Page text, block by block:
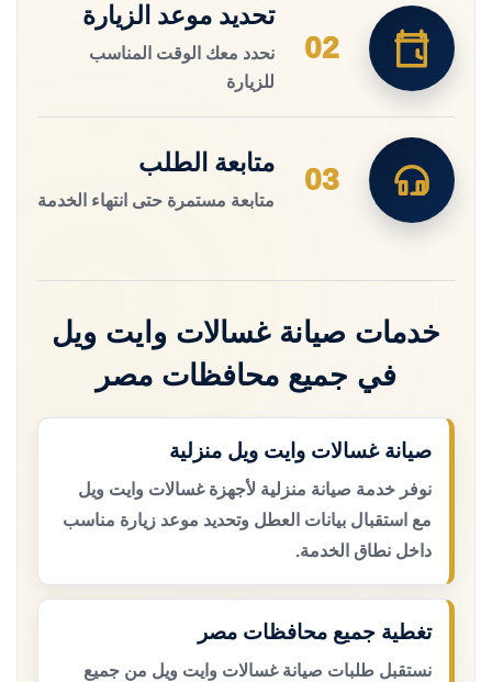
02
تحديد موعد الزيارة
نحدد معك الوقت المناسب
للزيارة
03
متابعة الطلب
متابعة مستمرة حتى انتهاء الخدمة
خدمات صيانة غسالات وايت ويل
في جميع محافظات مصر
صيانة غسالات وايت ويل منزلية
نوفر خدمة صيانة منزلية لأجهزة غسالات وايت ويل
مع استقبال بيانات العطل وتحديد موعد زيارة مناسب
داخل نطاق الخدمة.
تغطية جميع محافظات مصر
نستقبل طلبات صيانة غسالات وايت ويل من جميع